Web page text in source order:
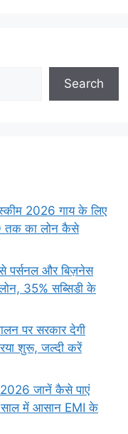
Search
2026 गाय के लिए
का लोन कैसे
पर्सनल और बिज़नेस
35% सब्सिडी के
पर सरकार देगी
शुरू, जल्दी करें
जानें कैसे पाएं
साल में आसान EMI के